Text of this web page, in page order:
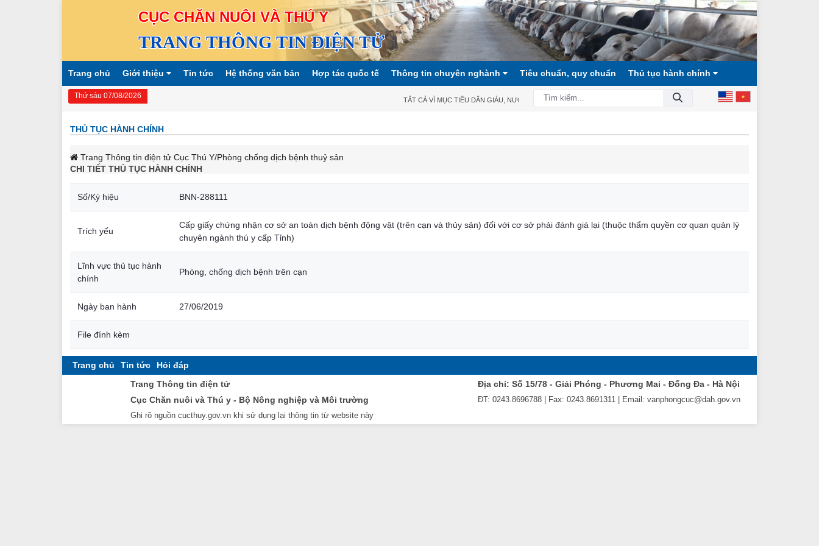
CỤC CHĂN NUÔI VÀ THÚ Y
TRANG THÔNG TIN ĐIỆN TỬ
Trang chủ Giới thiệu Tin tức Hệ thống văn bản Hợp tác quốc tế Thông tin chuyên nghành Tiêu chuẩn, quy chuẩn Thủ tục hành chính
Thứ sáu 07/08/2026 TẤT CẢ VÌ MỤC TIÊU DÂN GIÀU, NƯỚC MẠNH, XÃ HỘI CÔNG BẰNG, DÂN CHỦ, VĂN MINH!
THỦ TỤC HÀNH CHÍNH
Trang Thông tin điện tử Cục Thú Y/Phòng chống dịch bệnh thuỷ sản
CHI TIẾT THỦ TỤC HÀNH CHÍNH
Số/Ký hiệu BNN-288111
Trích yếu
Cấp giấy chứng nhận cơ sở an toàn dịch bệnh động vật (trên cạn và thủy sản) đối với cơ sở phải đánh giá lại (thuộc thẩm quyền cơ quan quản lý
chuyên ngành thú y cấp Tỉnh)
Lĩnh vực thủ tục hành
chính
Phòng, chống dịch bệnh trên cạn
Ngày ban hành 27/06/2019
File đính kèm
Trang chủ Tin tức
Hỏi đáp
Trang Thông tin điện tử
Cục Chăn nuôi và Thú y - Bộ Nông nghiệp và Môi trường
Ghi rõ nguồn cucthuy.gov.vn khi sử dụng lại thông tin từ website này
Địa chỉ: Số 15/78 - Giải Phóng - Phương Mai - Đống Đa - Hà Nội
ĐT: 0243.8696788 | Fax: 0243.8691311 | Email: vanphongcuc@dah.gov.vn